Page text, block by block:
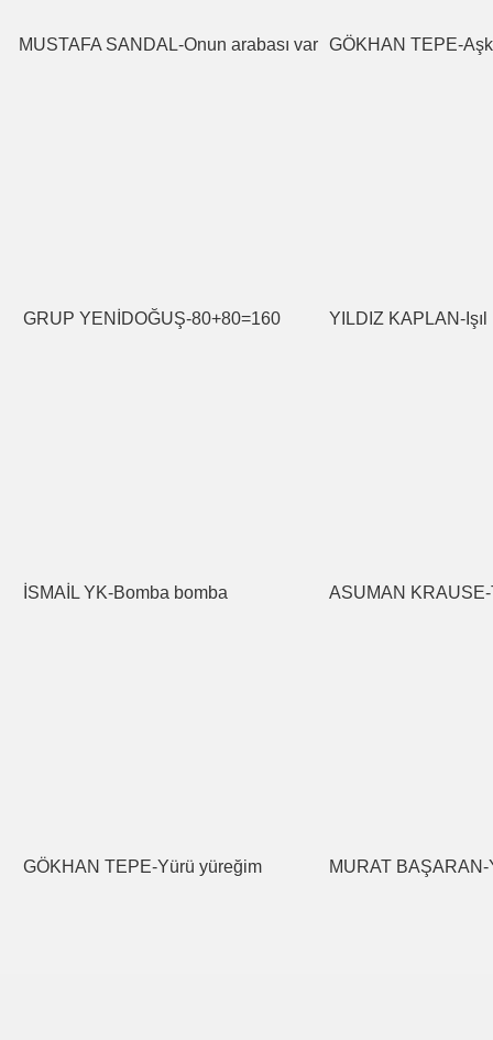
MUSTAFA SANDAL-Onun arabası var GÖKHAN TEPE-Aşk
GRUP YENİDOĞUŞ-80+80=160 YILDIZ KAPLAN-Işıl
İSMAİL YK-Bomba bomba ASUMAN
GÖKHAN TEPE-Yürü yüreğim MURAT BAŞARAN-